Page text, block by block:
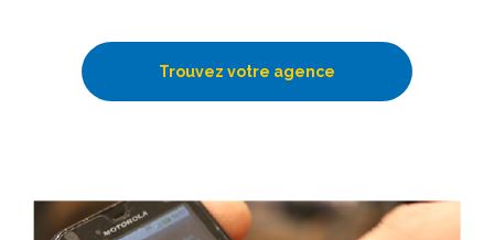
Trouvez votre agence